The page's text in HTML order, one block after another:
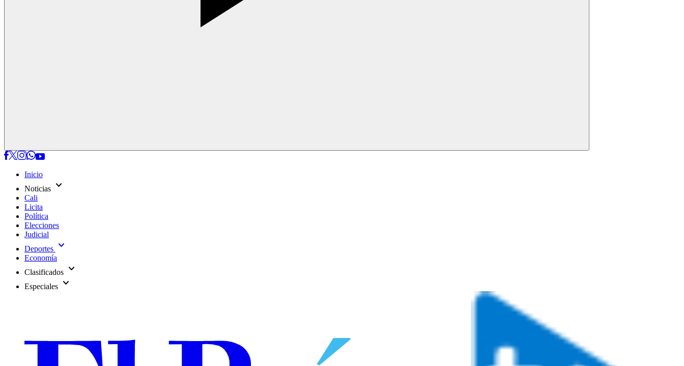
Inicio
Noticias expand_more
Cali
Licita
Política
Elecciones
Judicial
Deportes expand_more
Economía
Clasificados expand_more
Especiales expand_more